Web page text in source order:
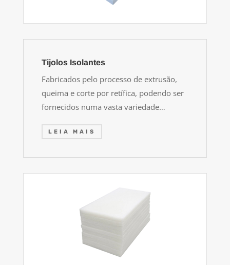
Tijolos Isolantes
Fabricados pelo processo de extrusão,
queima e corte por retífica, podendo ser
fornecidos numa vasta variedade…
LEIA MAIS